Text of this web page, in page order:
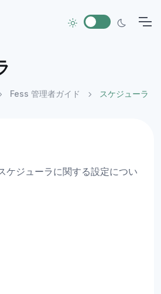
Fess 管理者ガイド スケジューラ
ケジューラに関する設定につい